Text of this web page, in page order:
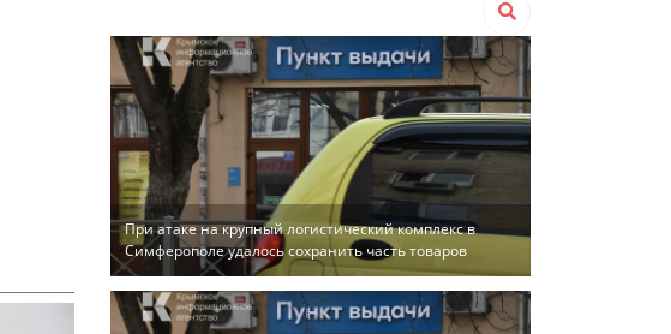
При атаке на крупный логистический комплекс в
Симферополе удалось сохранить часть товаров